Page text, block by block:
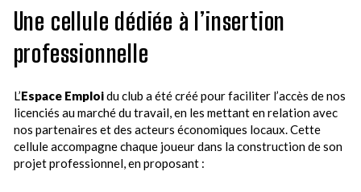
Une cellule dédiée à l’insertion
professionnelle
L’Espace Emploidu club a été créé pour faciliter l’accès de nos
licenciés au marché du travail, en les mettant en relation avec
nos partenaires et des acteurs économiques locaux. Cette
cellule accompagne chaque joueur dans la construction de son
projet professionnel, en proposant :